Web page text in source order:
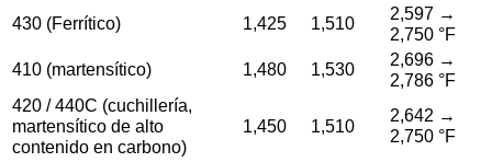
430 (Ferrítico)
1,425 1,510
2,597 →
2,750 °F
410 (martensítico)
1,480 1,530
2,696 →
2,786 °F
420 / 440C (cuchillería,
martensítico de alto
contenido en carbono)
1,450 1,510
2,642 →
2,750 °F